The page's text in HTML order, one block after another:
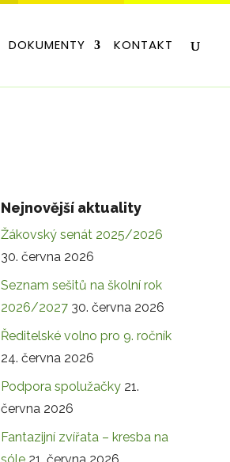
DOKUMENTY KONTAKT
Nejnovější aktuality
Žákovský senát 2025/2026
30. června 2026
Seznam sešitů na školní rok
2026/2027 30. června 2026
Ředitelské volno pro 9. ročník
24. června 2026
Podpora spolužačky 21.
června 2026
Fantazijní zvířata – kresba na